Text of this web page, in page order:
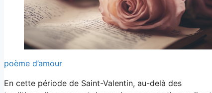
poème d’amour
En cette période de Saint-Valentin, au-delà des